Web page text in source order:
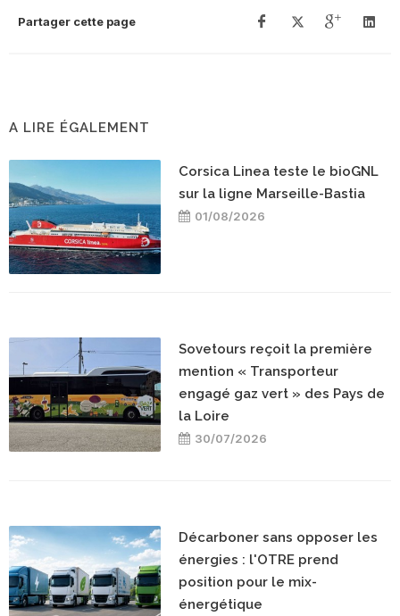
Partager cette page
A LIRE ÉGALEMENT
Corsica Linea teste le bioGNL
sur la ligne Marseille-Bastia
01/08/2026
Sovetours reçoit la première
mention « Transporteur
engagé gaz vert » des Pays de
la Loire
30/07/2026
Décarboner sans opposer les
énergies : l'OTRE prend
position pour le mix-
énergétique